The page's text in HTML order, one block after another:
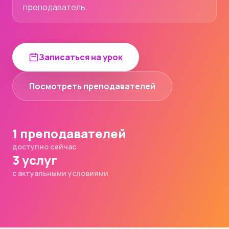
преподаватель.
Записаться на урок
Посмотреть преподавателей
1 преподавателей
доступно сейчас
3 услуг
с актуальными условиями